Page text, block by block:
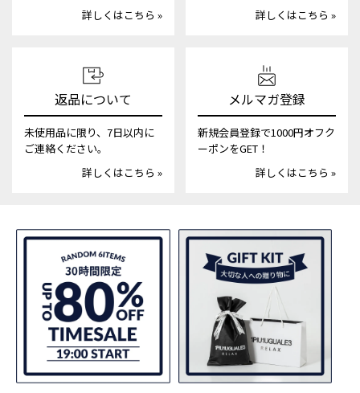
詳しくはこちら »
詳しくはこちら »
返品について
未使用品に限り、7日以内に
ご連絡ください。
詳しくはこちら »
メルマガ登録
新規会員登録で1000円オフク
ーポンをGET！
詳しくはこちら »